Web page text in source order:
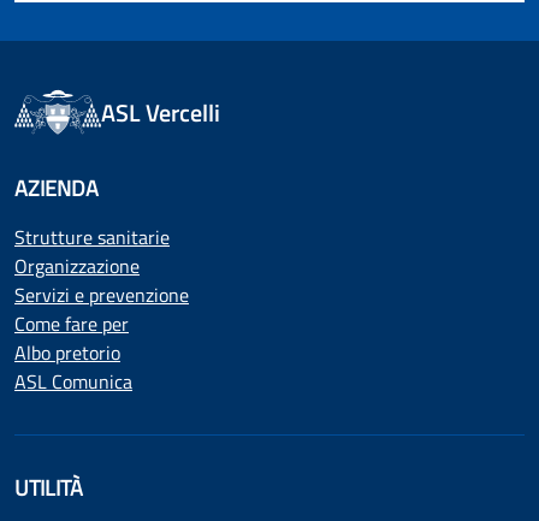
ASL Vercelli
AZIENDA
Strutture sanitarie
Organizzazione
Servizi e prevenzione
Come fare per
Albo pretorio
ASL Comunica
UTILITÀ